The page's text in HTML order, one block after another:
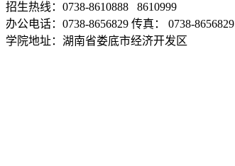
招生热线：0738-8610888 8610999
办公电话：0738-8656829 传真： 0738-8656829
学院地址：湖南省娄底市经济开发区